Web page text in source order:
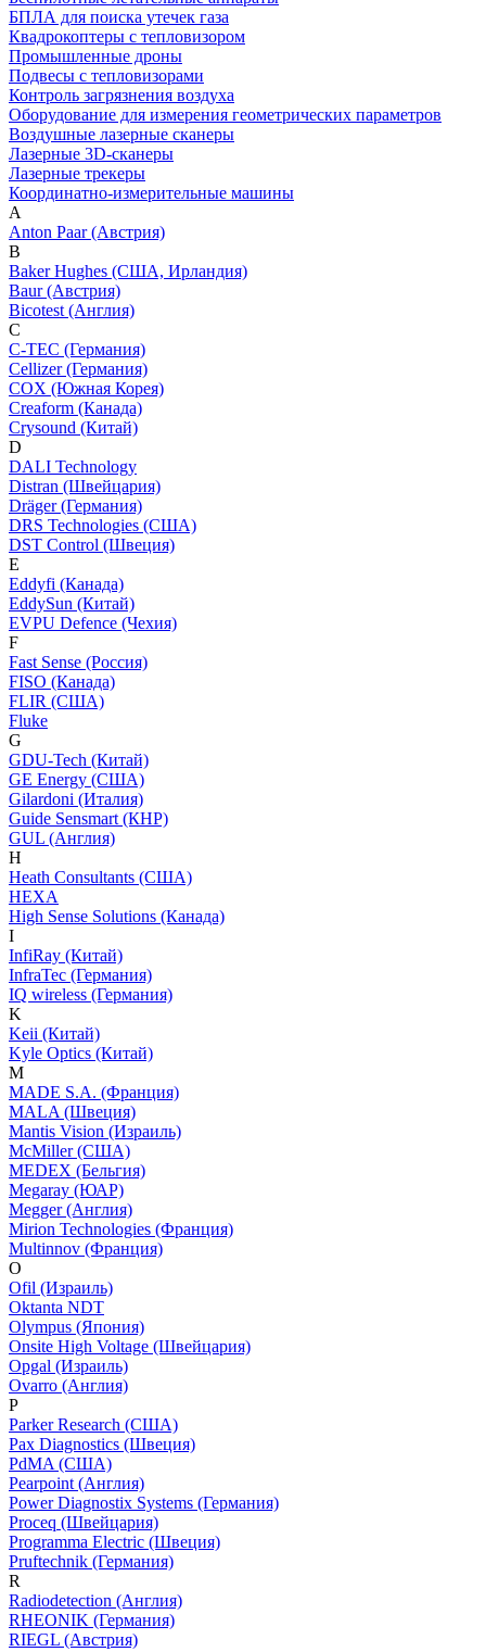
БПЛА для поиска утечек газа
Квадрокоптеры с тепловизором
Промышленные дроны
Подвесы с тепловизорами
Контроль загрязнения воздуха
Оборудование для измерения геометрических параметров
Воздушные лазерные сканеры
Лазерные 3D-сканеры
Лазерные трекеры
Координатно-измерительные машины
A
Anton Paar (Австрия)
B
Baker Hughes (США, Ирландия)
Baur (Австрия)
Bicotest (Англия)
C
C-TEC (Германия)
Cellizer (Германия)
COX (Южная Корея)
Creaform (Канада)
Crysound (Китай)
D
DALI Technology
Distran (Швейцария)
Dräger (Германия)
DRS Technologies (США)
DST Control (Швеция)
E
Eddyfi (Канада)
EddySun (Китай)
EVPU Defence (Чехия)
F
Fast Sense (Россия)
FISO (Канада)
FLIR (США)
Fluke
G
GDU-Tech (Китай)
GE Energy (США)
Gilardoni (Италия)
Guide Sensmart (КНР)
GUL (Англия)
H
Heath Consultants (США)
HEXA
High Sense Solutions (Канада)
I
InfiRay (Китай)
InfraTec (Германия)
IQ wireless (Германия)
K
Keii (Китай)
Kyle Optics (Китай)
M
MADE S.A. (Франция)
MALA (Швеция)
Mantis Vision (Израиль)
McMiller (США)
MEDEX (Бельгия)
Megaray (ЮАР)
Megger (Англия)
Mirion Technologies (Франция)
Multinnov (Франция)
O
Ofil (Израиль)
Oktanta NDT
Olympus (Япония)
Onsite High Voltage (Швейцария)
Opgal (Израиль)
Ovarro (Англия)
P
Parker Research (США)
Pax Diagnostics (Швеция)
PdMA (США)
Pearpoint (Англия)
Power Diagnostix Systems (Германия)
Proceq (Швейцария)
Programma Electric (Швеция)
Pruftechnik (Германия)
R
Radiodetection (Англия)
RHEONIK (Германия)
RIEGL (Австрия)